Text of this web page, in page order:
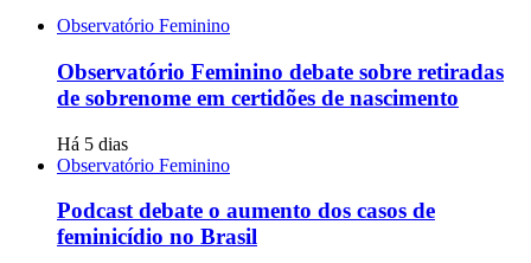
Observatório Feminino
Observatório Feminino debate sobre retiradas
de sobrenome em certidões de nascimento
Há 5 dias
Observatório Feminino
Podcast debate o aumento dos casos de
feminicídio no Brasil